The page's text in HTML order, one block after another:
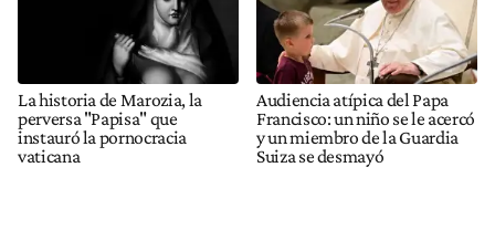
La historia de Marozia, la
perversa "Papisa" que
instauró la pornocracia
vaticana
Audiencia atípica del Papa
Francisco: un niño se le acercó
y un miembro de la Guardia
Suiza se desmayó